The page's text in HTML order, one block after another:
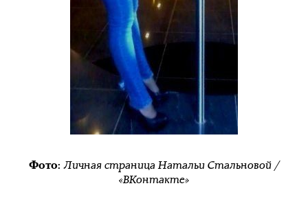
Фото:Личная страница Натальи Стальновой /
«ВКонтакте»